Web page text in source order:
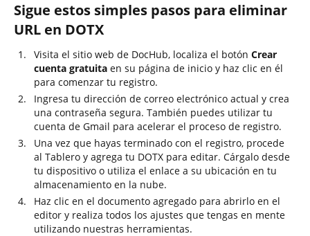
Sigue estos simples pasos para eliminar
URL en DOTX
Visita el sitio web de DocHub, localiza el botón Crear
cuenta gratuita en su página de inicio y haz clic en él
para comenzar tu registro.
Ingresa tu dirección de correo electrónico actual y crea
una contraseña segura. También puedes utilizar tu
cuenta de Gmail para acelerar el proceso de registro.
Una vez que hayas terminado con el registro, procede
al Tablero y agrega tu DOTX para editar. Cárgalo desde
tu dispositivo o utiliza el enlace a su ubicación en tu
almacenamiento en la nube.
Haz clic en el documento agregado para abrirlo en el
editor y realiza todos los ajustes que tengas en mente
utilizando nuestras herramientas.